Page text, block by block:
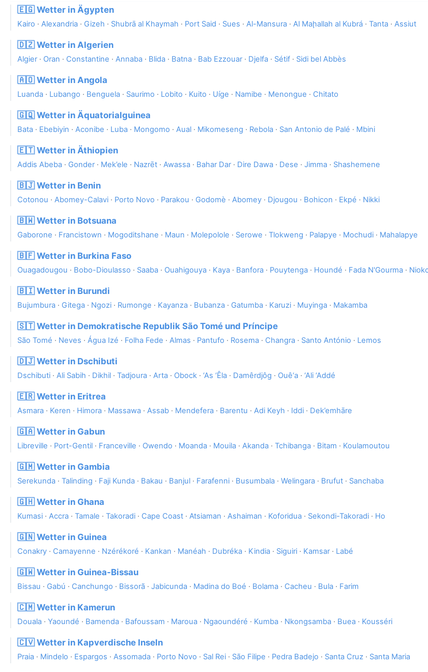
🇪🇬 Wetter in Ägypten
Kairo · Alexandria · Gizeh · Shubrā al Khaymah · Port Said · Sues · Al-Mansura · Al Maḩallah al Kubrá · Tanta · Assiut
🇩🇿 Wetter in Algerien
Algier· Oran · Constantine · Annaba · Blida · Batna · Bab Ezzouar· Djelfa · Sétif · Sidi bel Abbès
🇦🇴 Wetter in Angola
Luanda · Lubango · Benguela · Saurimo · Lobito · Kuito · Uíge · Namibe · Menongue · Chitato
🇬🇶 Wetter in Äquatorialguinea
Bata · Ebebiyin · Aconibe · Luba · Mongomo · Aual · Mikomeseng · Rebola · San Antonio de Palé · Mbini
🇪🇹 Wetter in Äthiopien
Addis Abeba · Gonder· Mek’ele · Nazrēt · Awassa · Bahar Dar· Dire Dawa · Dese · Jimma · Shashemene
🇧🇯 Wetter in Benin
Cotonou · Abomey-Calavi · Porto Novo · Parakou · Godomè · Abomey · Djougou · Bohicon · Ekpé · Nikki
🇧🇼 Wetter in Botsuana
Gaborone · Francistown · Mogoditshane · Maun · Molepolole · Serowe · Tlokweng · Palapye · Mochudi · Mahalapye
🇧🇫 Wetter in Burkina Faso
Ouagadougou · Bobo-Dioulasso · Saaba · Ouahigouya · Kaya · Banfora · Pouytenga · Houndé · Fada N'Gourma ·
🇧🇮 Wetter in Burundi
Bujumbura · Gitega · Ngozi · Rumonge · Kayanza · Bubanza · Gatumba · Karuzi · Muyinga · Makamba
🇸🇹 Wetter in Demokratische Republik São Tomé und Príncipe
São Tomé · Neves · Água Izé · Folha Fede · Almas · Pantufo · Rosema · Changra · Santo António · Lemos
🇩🇯 Wetter in Dschibuti
Dschibuti · Ali Sabih · Dikhil · Tadjoura · Arta · Obock · ‘As ‘Êla · Damêrdjôg · Ouê‘a · ‘Ali ‘Addé
🇪🇷 Wetter in Eritrea
Asmara · Keren · Himora · Massawa · Assab · Mendefera · Barentu · Adi Keyh · Iddi · Dek’emhāre
🇬🇦 Wetter in Gabun
Libreville · Port-Gentil · Franceville · Owendo · Moanda · Mouila · Akanda · Tchibanga · Bitam · Koulamoutou
🇬🇲 Wetter in Gambia
Serekunda · Talinding · Faji Kunda · Bakau · Banjul · Farafenni · Busumbala · Welingara · Brufut · Sanchaba
🇬🇭 Wetter in Ghana
Kumasi · Accra · Tamale · Takoradi · Cape Coast · Atsiaman · Ashaiman · Koforidua · Sekondi-Takoradi · Ho
🇬🇳 Wetter in Guinea
Conakry · Camayenne · Nzérékoré · Kankan · Manéah · Dubréka · Kindia · Siguiri · Kamsar· Labé
🇬🇼 Wetter in Guinea-Bissau
Bissau · Gabú · Canchungo · Bissorã · Jabicunda · Madina do Boé · Bolama · Cacheu · Bula · Farim
🇨🇲 Wetter in Kamerun
Douala · Yaoundé · Bamenda · Bafoussam · Maroua · Ngaoundéré · Kumba · Nkongsamba · Buea · Kousséri
🇨🇻 Wetter in Kapverdische Inseln
Praia · Mindelo · Espargos · Assomada · Porto Novo · Sal Rei · São Filipe · Pedra Badejo · Santa Cruz · Santa Maria